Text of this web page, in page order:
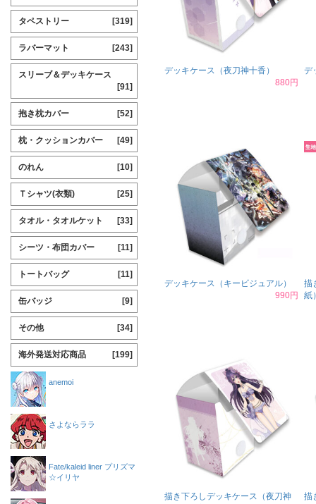
デッキケース（夜刀神十香）
880円
デ
デッキケース（キービジュアル）
990円
描
紙
描き下ろしデッキケース（夜刀神
描
タペストリー [319]
ラバーマット [243]
スリーブ＆デッキケース
[91]
抱き枕カバー [52]
枕・クッションカバー [49]
のれん [10]
Ｔシャツ(衣類) [25]
タオル・タオルケット [33]
シーツ・布団カバー [11]
トートバッグ [11]
缶バッジ [9]
その他 [34]
海外発送対応商品 [199]
anemoi
さよならララ
Fate/kaleid liner プリズマ
☆イリヤ